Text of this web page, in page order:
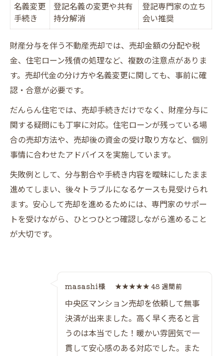
名義変更
手続き
登記名義の変更や共有
持分解消
登記専門家の立ち
会い推奨
財産分与を伴う不動産売却では、売却金額の分配や税
金、住宅ローン残債の処理など、複数の注意点がありま
す。売却代金の分け方や名義変更に関しても、事前に確
認・合意が必要です。
だんらん住宅では、売却手続きだけでなく、財産分与に
関する疑問にも丁寧に対応。住宅ローンが残っている場
合の売却方法や、売却後の資金の受け取り方など、個別
事情に合わせたアドバイスを実施しています。
失敗例として、分与割合や手続き内容を曖昧にしたまま
進めてしまい、後々トラブルになるケースも見受けられ
ます。安心して売却を進めるためには、専門家のサポー
トを受けながら、ひとつひとつ確認しながら進めること
が大切です。
masashi様 ★★★★★ 48 週間前
中央区マンション売却を依頼して無事
決済が出来ました。高く早く売ると言
うのは本当でした！暖かい雰囲気で一
貫して安心感のある対応でした。また